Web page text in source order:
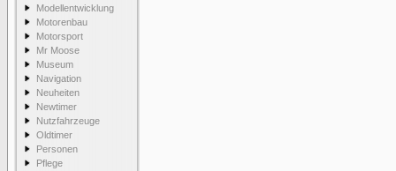
Modellentwicklung
Motorenbau
Motorsport
Mr Moose
Museum
Navigation
Neuheiten
Newtimer
Nutzfahrzeuge
Oldtimer
Personen
Pflege